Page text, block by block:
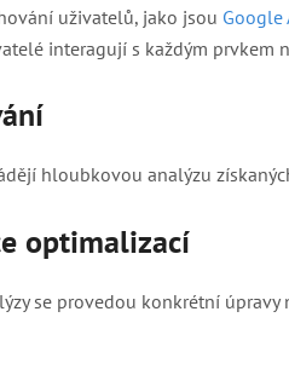
uživatelů, jako jsou Google
interagují s každým prvkem
hloubkovou analýzu
optimalizací
se provedou konkrétní